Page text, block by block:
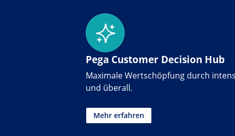
Pega Customer Decision Hub
Maximale Wertschöpfung durch
und überall.
Mehr erfahren